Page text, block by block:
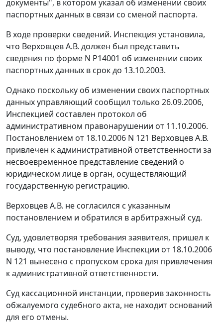
документы", в котором указал об изменении своих
паспортных данных в связи со сменой паспорта.
В ходе проверки сведений. Инспекция установила,
что Верховцев А.В. должен был представить
сведения по форме N Р14001 об изменении своих
паспортных данных в срок до 13.10.2003.
Однако поскольку об изменении своих паспортных
данных управляющий сообщил только 26.09.2006,
Инспекцией составлен протокол об
административном правонарушении от 11.10.2006.
Постановлением от 18.10.2006 N 121 Верховцев А.В.
привлечен к административной ответственности за
несвоевременное представление сведений о
юридическом лице в орган, осуществляющий
государственную регистрацию.
Верховцев А.В. не согласился с указанным
постановлением и обратился в арбитражный суд.
Суд, удовлетворяя требования заявителя, пришел к
выводу, что постановление Инспекции от 18.10.2006
N 121 вынесено с пропуском срока для привлечения
к административной ответственности.
Суд кассационной инстанции, проверив законность
обжалуемого судебного акта, не находит оснований
для его отмены.